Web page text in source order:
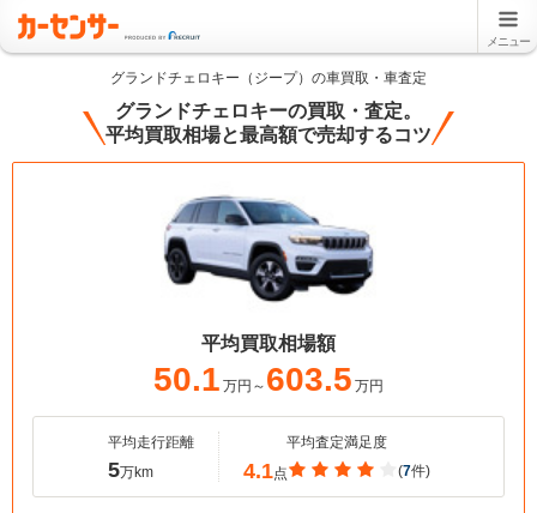
メニュー
グランドチェロキー（ジープ）の車買取・車査定
グランドチェロキーの買取・査定。
平均買取相場と最高額で売却するコツ
平均買取相場額
50.1 万円～ 603.5 万円
平均走行距離
5万km
平均査定満足度
4.1点 (7件)